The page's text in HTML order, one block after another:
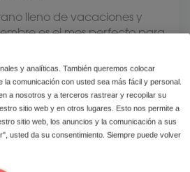
y analíticas. También queremos colocar
la comunicación con usted sea más fácil y personal.
a nosotros y a terceros rastrear y recopilar su
sitio web y en otros lugares. Esto nos permite a
sitio web, los anuncios y la comunicación a sus
usted da su consentimiento. Siempre puede volver
lleno de vacaciones y
es el mes perfecto para
¿Un...
Vista